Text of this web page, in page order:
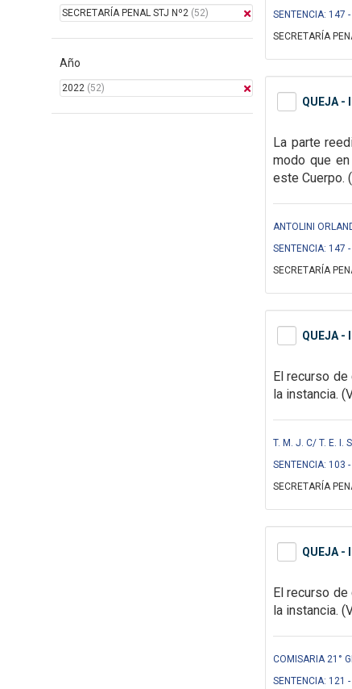
SECRETARÍA PENAL STJ Nº2 (52)
Año
2022 (52)
SENTENCIA: 147
SECRETARÍA
QUEJA -
La parte
modo que
este Cuerpo.
ANTOLINI
SENTENCIA: 147
SECRETARÍA
QUEJA -
El recurso
la instancia.
T. M. J. C/ T. E. I.
SENTENCIA: 103
SECRETARÍA
QUEJA -
El recurso
la instancia.
COMISARIA 21°
SENTENCIA: 121